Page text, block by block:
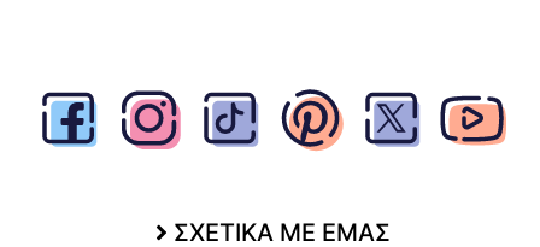
ΣΧΕΤΙΚΑ ΜΕ ΕΜΑΣ